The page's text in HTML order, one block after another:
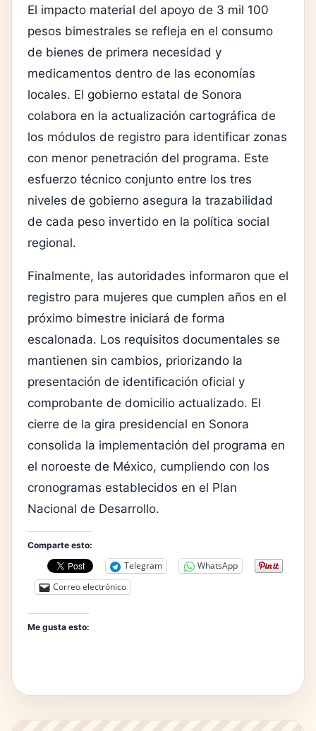
El impacto material del apoyo de 3 mil 100
pesos bimestrales se refleja en el consumo
de bienes de primera necesidad y
medicamentos dentro de las economías
locales. El gobierno estatal de Sonora
colabora en la actualización cartográfica de
los módulos de registro para identificar zonas
con menor penetración del programa. Este
esfuerzo técnico conjunto entre los tres
niveles de gobierno asegura la trazabilidad
de cada peso invertido en la política social
regional.
Finalmente, las autoridades informaron que el
registro para mujeres que cumplen años en el
próximo bimestre iniciará de forma
escalonada. Los requisitos documentales se
mantienen sin cambios, priorizando la
presentación de identificación oficial y
comprobante de domicilio actualizado. El
cierre de la gira presidencial en Sonora
consolida la implementación del programa en
el noroeste de México, cumpliendo con los
cronogramas establecidos en el Plan
Nacional de Desarrollo.
Comparte esto:
Telegram
WhatsApp
Correo electrónico
Me gusta esto: